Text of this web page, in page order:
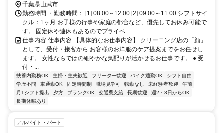
千葉県山武市
勤務時間 ・勤務時間： [1] 08:00～12:00 [2] 09:00～11:00 シフトサイ
クル：1ヶ月 お子様の行事や家庭の都合など、優先してお休み可能で
す。 固定休や連休もあるのでプライベ...
仕事内容 仕事内容 【具体的なお仕事内容】 クリーニング店の「顔」
として、受付・接客から お客様のお洋服のケア提案までをお任せし
ます。 女性ならではの細やかな気配りが活かせるお仕事です。 ● 受
付・...
扶養内勤務OK 主婦・主夫歓迎 フリーター歓迎 バイク通勤OK
シフト自由
学歴不問
車通勤OK 固定時間制 職場見学可 転勤なし 未経験者歓迎
午前
月1シフト提出
夕方 ブランクOK 交通費支給 長期歓迎
週2・3日からOK
長期休暇あり
アルバイト・パート